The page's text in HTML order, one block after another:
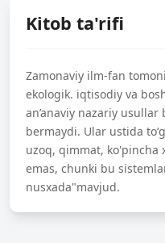
Kitob ta'rifi
Zamonaviy ilm-fan
ekologik. iqtisodiy va
an’anaviy nazariy
bermaydi. Ular ustida
uzoq, qimmat, ko'pincha
emas, chunki bu
nusxada"mavjud.